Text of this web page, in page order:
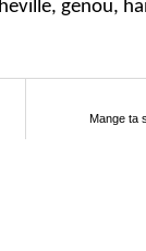
,genou,
Mange ta